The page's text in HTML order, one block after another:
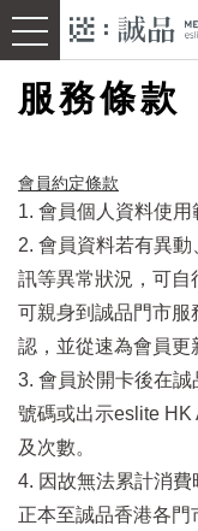
服務條款
會員約定條款​
1. 會員個人資料使用
2. 會員資料若有異
訊等異常狀況，可自
可親身到誠品門市服
認，並從速為會員更
3. 會員於開卡後在
號碼或出示eslite
及次數。
4. 因故無法累計消
正本至誠品香港各